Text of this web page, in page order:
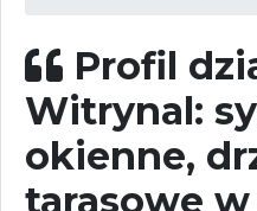
Profil
Witrynal:
okienne,
tarasowe